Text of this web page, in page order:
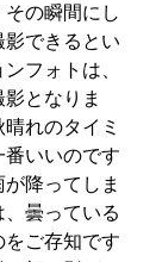
の瞬間にし
できるとい
フォトは、
となりま
れのタイミ
いいのです
降ってしま
曇っている
をご存知です